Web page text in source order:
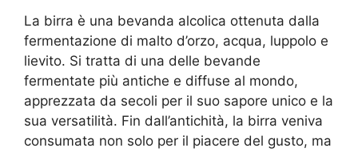
La birra è una bevanda alcolica ottenuta dalla
fermentazione di malto d’orzo, acqua, luppolo e
lievito. Si tratta di una delle bevande
fermentate più antiche e diffuse al mondo,
apprezzata da secoli per il suo sapore unico e la
sua versatilità. Fin dall’antichità, la birra veniva
consumata non solo per il piacere del gusto, ma